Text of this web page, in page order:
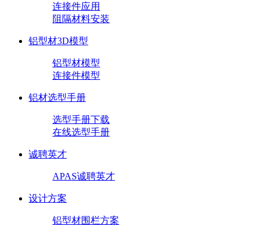
连接件应用
阻隔材料安装
铝型材3D模型
铝型材模型
连接件模型
铝材选型手册
选型手册下载
在线选型手册
诚聘英才
APAS诚聘英才
设计方案
铝型材围栏方案